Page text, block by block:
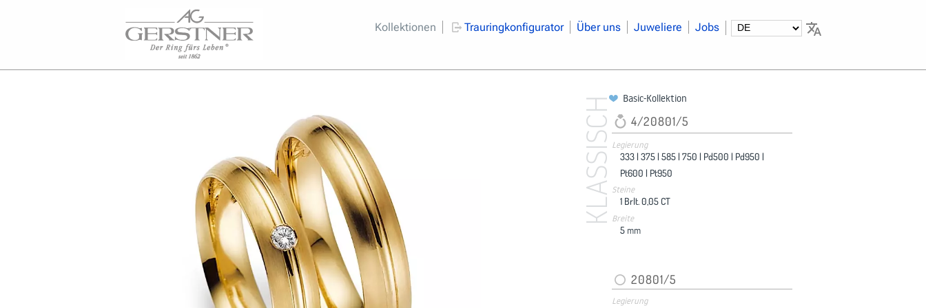
Kollektionen Trauringkonfigurator Über uns Juweliere Jobs
KLASSISCH Basic-Kollektion
4/20801/5
Legierung
333 | 375 | 585 | 750 | Pd500 | Pd950 |
Pt600 | Pt950
Steine
1 Brlt. 0,05 CT
Breite
5 mm
20801/5
Legierung